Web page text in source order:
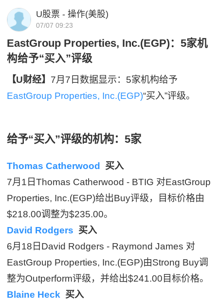
U股票 - 操作(美股)
07/07 09:23
EastGroup Properties, Inc.(EGP)：5家机
构给予“买入”评级
【U财经】 7月7日数据显示：5家机构给予
EastGroup Properties, Inc.(EGP)“买入”评级。
给予“买入”评级的机构：5家
Thomas Catherwood
买入
7月1日Thomas Catherwood - BTIG 对EastGroup
Properties, Inc.(EGP)给出Buy评级，目标价格由
$218.00调整为$235.00。
David Rodgers 买入
6月18日David Rodgers - Raymond James 对
EastGroup Properties, Inc.(EGP)由Strong Buy调
整为Outperform评级，并给出$241.00目标价格。
Blaine Heck 买入